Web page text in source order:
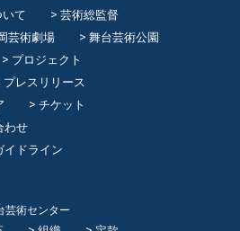
いて
芸術総監督
芸術劇場
舞台芸術公園
プロジェクト
プレスリリース
チケット
わせ
イドライン
芸術センター